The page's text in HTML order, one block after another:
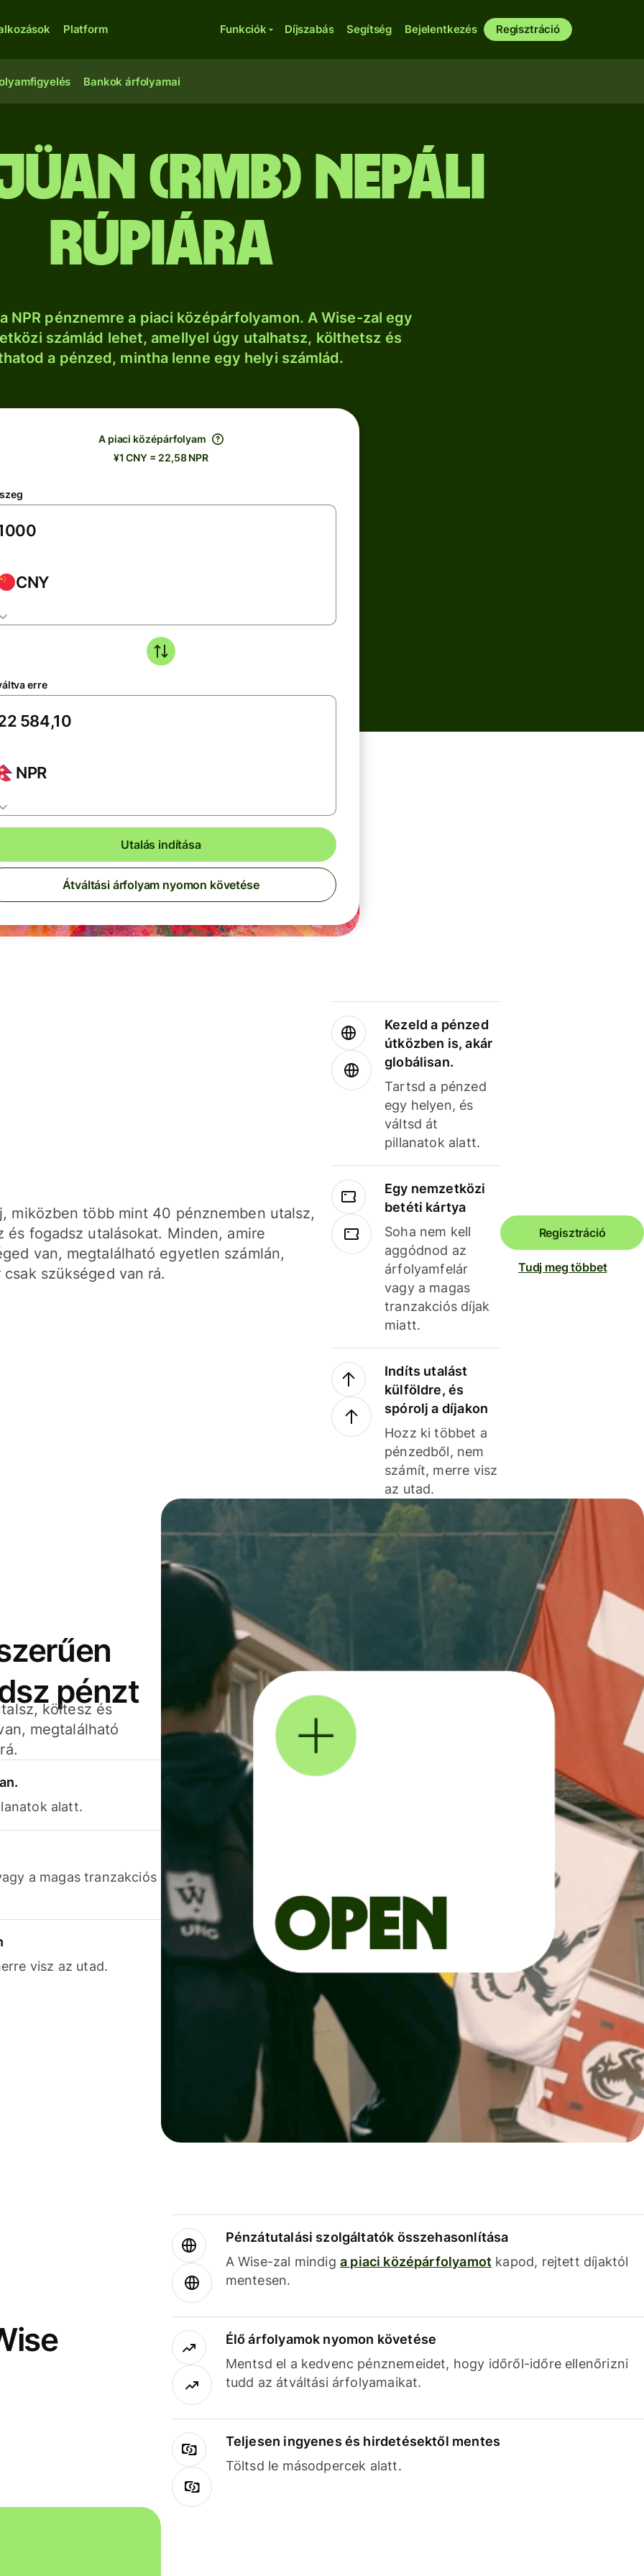
Platform Funkciók Díjszabás Segítség Bejelentkezés Regisztráció
Bankok árfolyamai
(RMB) nepáli
rúpiára
NPR pénznemre a piaci középárfolyamon. A Wise-zal egy
számlád lehet, amellyel úgy utalhatsz, költhetsz és
a pénzed, mintha lenne egy helyi számlád.
A piaci középárfolyam
¥1 CNY = 22,58 NPR
CNY
erre
NPR
Utalás indítása
Átváltási árfolyam nyomon követése
miközben több mint 40 pénznemben utalsz,
és fogadsz utalásokat. Minden, amire
van, megtalálható egyetlen számlán,
csak szükséged van rá.
Kezeld a pénzed
útközben is, akár
globálisan.
Tartsd a pénzed
egy helyen, és
váltsd át
pillanatok alatt.
Egy nemzetközi
betéti kártya
Soha nem kell
aggódnod az
árfolyamfelár
vagy a magas
tranzakciós díjak
miatt.
Indíts utalást
külföldre, és
spórolj a díjakon
Hozz ki többet a
pénzedből, nem
számít, merre visz
az utad.
Regisztráció
Tudj meg többet
pénzt
költesz és
megtalálható
alatt.
a magas tranzakciós
visz az utad.
Pénzátutalási szolgáltatók összehasonlítása
A Wise-zal mindig a piaci középárfolyamot kapod, rejtett díjaktól
mentesen.
Élő árfolyamok nyomon követése
Mentsd el a kedvenc pénznemeidet, hogy időről-időre ellenőrizni
tudd az átváltási árfolyamaikat.
Teljesen ingyenes és hirdetésektől mentes
Töltsd le másodpercek alatt.